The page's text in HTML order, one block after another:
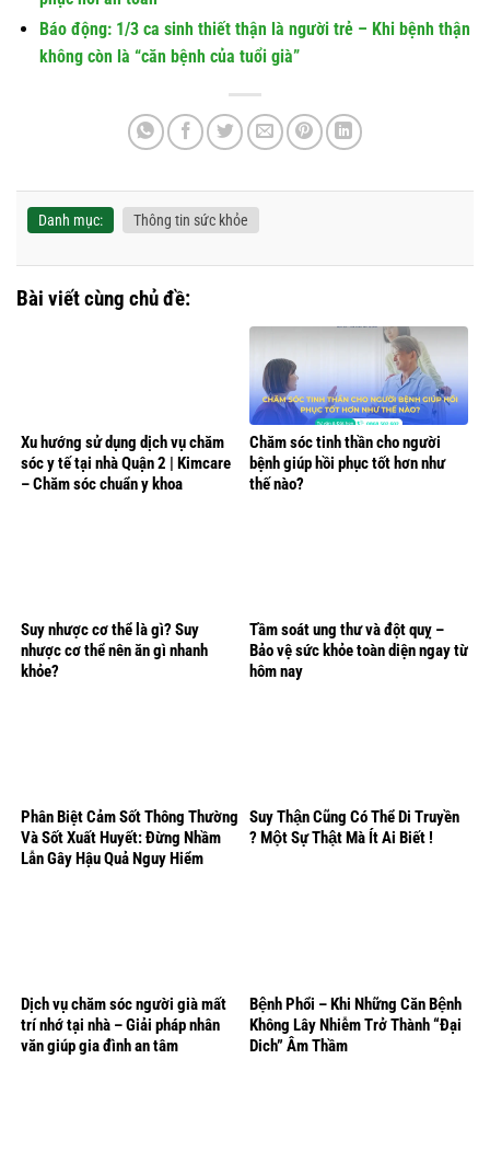
Báo động: 1/3 ca sinh thiết thận là người trẻ – Khi bệnh thận
không còn là “căn bệnh của tuổi già”
Danh mục: Thông tin sức khỏe
Bài viết cùng chủ đề:
Xu hướng sử dụng dịch vụ chăm
sóc y tế tại nhà Quận 2 | Kimcare
– Chăm sóc chuẩn y khoa
Chăm sóc tinh thần cho người
bệnh giúp hồi phục tốt hơn như
thế nào?
Suy nhược cơ thể là gì? Suy
nhược cơ thể nên ăn gì nhanh
khỏe?
Tầm soát ung thư và đột quỵ –
Bảo vệ sức khỏe toàn diện ngay từ
hôm nay
Phân Biệt Cảm Sốt Thông Thường
Và Sốt Xuất Huyết: Đừng Nhầm
Lẫn Gây Hậu Quả Nguy Hiểm
Suy Thận Cũng Có Thể Di Truyền
? Một Sự Thật Mà Ít Ai Biết !
Dịch vụ chăm sóc người già mất
trí nhớ tại nhà – Giải pháp nhân
văn giúp gia đình an tâm
Bệnh Phổi – Khi Những Căn Bệnh
Không Lây Nhiễm Trở Thành “Đại
Dich” Âm Thầm